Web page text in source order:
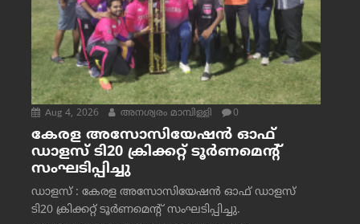
Aug 4, 2026 അനശ്വരം മാമ്പിള്ളി 0
കേരള അസോസിയേഷൻ ഓഫ്
ഡാളസ് ടി20 ക്രിക്കറ്റ് ടൂർണമെന്റ്
സംഘടിപ്പിച്ചു
ഡാളസ് : കേരള അസോസിയേഷൻ ഓഫ് ഡാളസ്
ടി20 ക്രിക്കറ്റ് ടൂർണമെന്റ് സംഘടിപ്പിച്ചു.